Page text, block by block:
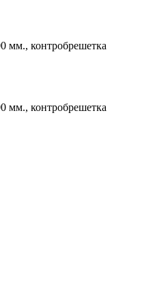
мм., контробрешетка
мм., контробрешетка